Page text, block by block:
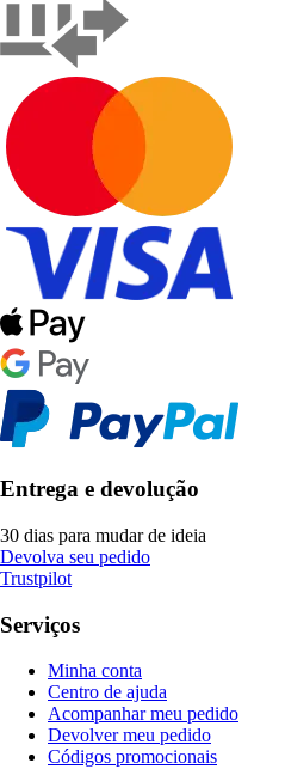
Entrega e devolução
30 dias para mudar de ideia
Devolva seu pedido
Trustpilot
Serviços
Minha conta
Centro de ajuda
Acompanhar meu pedido
Devolver meu pedido
Códigos promocionais